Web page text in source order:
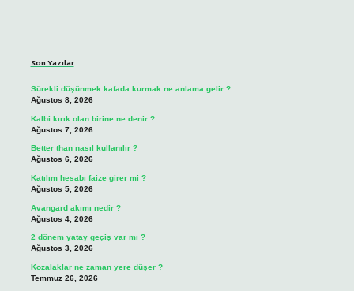
Son Yazılar
Sürekli düşünmek kafada kurmak ne anlama gelir ?
Ağustos 8, 2026
Kalbi kırık olan birine ne denir ?
Ağustos 7, 2026
Better than nasıl kullanılır ?
Ağustos 6, 2026
Katılım hesabı faize girer mi ?
Ağustos 5, 2026
Avangard akımı nedir ?
Ağustos 4, 2026
2 dönem yatay geçiş var mı ?
Ağustos 3, 2026
Kozalaklar ne zaman yere düşer ?
Temmuz 26, 2026